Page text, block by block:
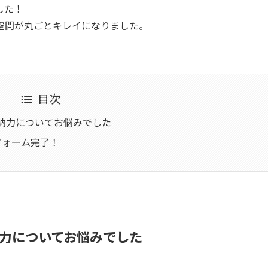
！
が丸ごとキレイになりました。
目次
力についてお悩みでした
ーム完了！
についてお悩みでした